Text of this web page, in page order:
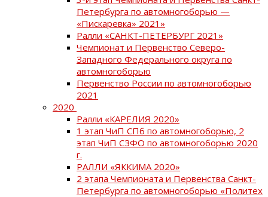
Петербурга по автомногоборью —
«Пискаревка» 2021»
Ралли «САНКТ-ПЕТЕРБУРГ 2021»
Чемпионат и Первенство Северо-
Западного Федерального округа по
автомногоборью
Первенство России по автомногоборью
2021
2020
Ралли «КАРЕЛИЯ 2020»
1 этап ЧиП СПб по автомногоборью, 2
этап ЧиП СЗФО по автомногоборью 2020
г.
РАЛЛИ «ЯККИМА 2020»
2 этапа Чемпионата и Первенства Санкт-
Петербурга по автомногоборью «Политех